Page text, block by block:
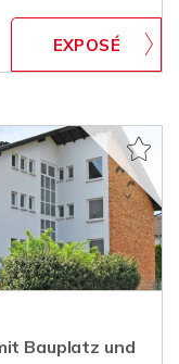
Bauplatz und